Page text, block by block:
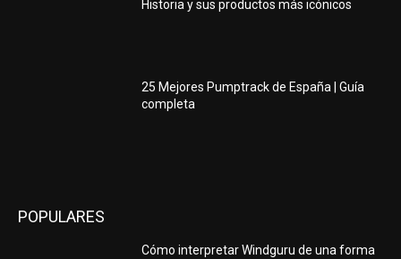
Historia y sus productos más icónicos
25 Mejores Pumptrack de España | Guía
completa
POPULARES
Cómo interpretar Windguru de una forma